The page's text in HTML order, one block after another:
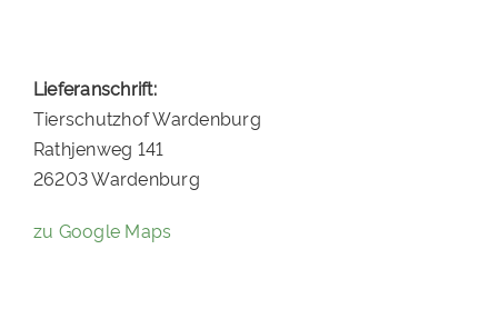
Lieferanschrift:
Tierschutzhof Wardenburg
Rathjenweg 141
26203 Wardenburg
zu Google Maps